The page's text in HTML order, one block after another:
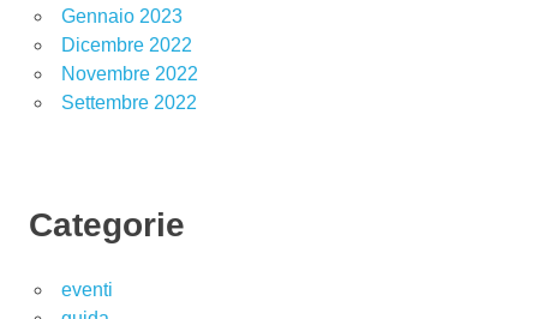
Gennaio 2023
Dicembre 2022
Novembre 2022
Settembre 2022
Categorie
eventi